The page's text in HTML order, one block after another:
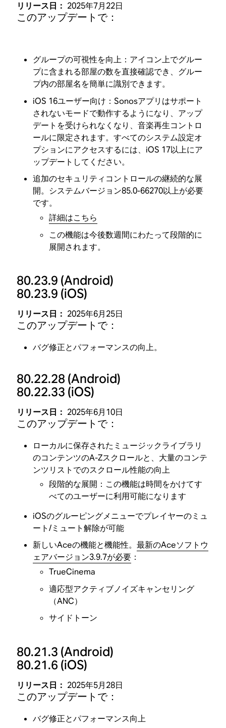
リリース日： 2025年7月22日
このアップデートで：
グループの可視性を向上：アイコン上でグルー
プに含まれる部屋の数を直接確認でき、グルー
プ内の部屋名を簡単に識別できます。
iOS 16ユーザー向け：Sonosアプリはサポート
されないモードで動作するようになり、アップ
デートを受けられなくなり、音楽再生コントロ
ールに限定されます。すべてのシステム設定オ
プションにアクセスするには、iOS 17以上にア
ップデートしてください。
追加のセキュリティコントロールの継続的な展
開。システムバージョン85.0-66270以上が必要
です。
詳細はこちら
この機能は今後数週間にわたって段階的に
展開されます。
80.23.9 (Android)
80.23.9 (iOS)
リリース日： 2025年6月25日
このアップデートで：
バグ修正とパフォーマンスの向上。
80.22.28 (Android)
80.22.33 (iOS)
リリース日： 2025年6月10日
このアップデートで：
ローカルに保存されたミュージックライブラリ
のコンテンツのA-Zスクロールと、大量のコンテ
ンツリストでのスクロール性能の向上
段階的な展開：この機能は時間をかけてす
べてのユーザーに利用可能になります
iOSのグルーピングメニューでプレイヤーのミュ
ート/ミュート解除が可能
新しいAceの機能と機能性。最新のAceソフトウ
ェアバージョン3.9.7が必要 ：
TrueCinema
適応型アクティブノイズキャンセリング
（ANC）
サイドトーン
80.21.3 (Android)
80.21.6 (iOS)
リリース日： 2025年5月28日
このアップデートで：
バグ修正とパフォーマンス向上